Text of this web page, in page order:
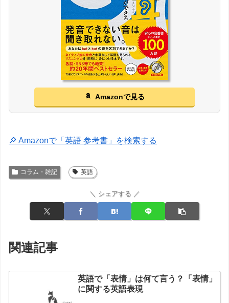
Amazonで見る
🔎 Amazonで「英語 参考書」を検索する
コラム・雑記 英語
＼ シェアする ／
関連記事
英語で「表情」は何て言う？「表情」
に関する英語表現